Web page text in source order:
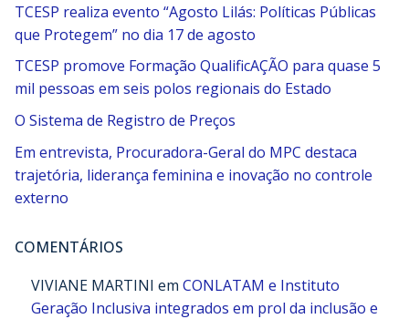
TCESP realiza evento “Agosto Lilás: Políticas Públicas
que Protegem” no dia 17 de agosto
TCESP promove Formação QualificAÇÃO para quase 5
mil pessoas em seis polos regionais do Estado
O Sistema de Registro de Preços
Em entrevista, Procuradora-Geral do MPC destaca
trajetória, liderança feminina e inovação no controle
externo
COMENTÁRIOS
VIVIANE MARTINI em CONLATAM e Instituto
Geração Inclusiva integrados em prol da inclusão e